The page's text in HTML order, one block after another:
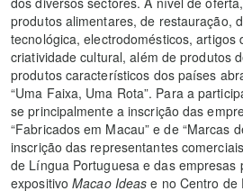
produtos alimentares, de restauração,
tecnológica, electrodomésticos, artigos
criatividade cultural, além de produtos
produtos característicos dos países
“Uma Faixa, Uma Rota”. Para a
se principalmente a inscrição das
“Fabricados em Macau” e de “Marcas
inscrição das representantes
de Língua Portuguesa e das empresas
expositivoMacao Ideas e no Centro de